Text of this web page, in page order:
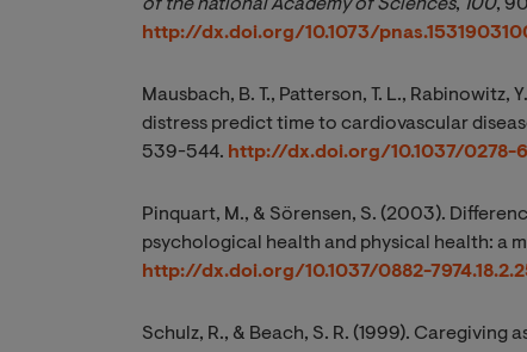
of the national Academy of Sciences, 100,
http://dx.doi.org/10.1073/
Mausbach, B. T., Patterson, T. L., Rabinowitz,
distress predict time to cardiovascular
539-544. http://dx.doi.org/10.1037/0278-
Pinquart, M., & Sörensen, S. (2003).
psychological health and physical health: a
http://dx.doi.org/10.1037/0882-
Schulz, R., & Beach, S. R. (1999).